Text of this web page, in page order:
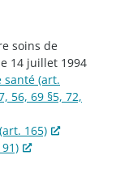
soins de
14 juillet 1994
santé (art.
56, 69 §5, 72,
165)